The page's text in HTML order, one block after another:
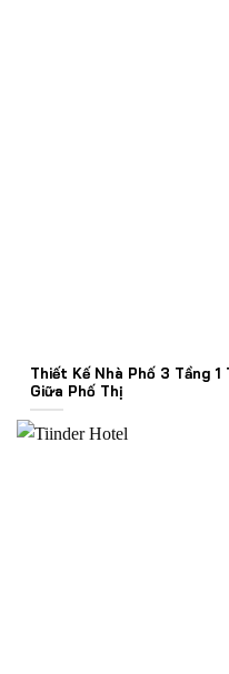
Thiết Kế Nhà Phố 3 Tầng 1
Giữa Phố Thị